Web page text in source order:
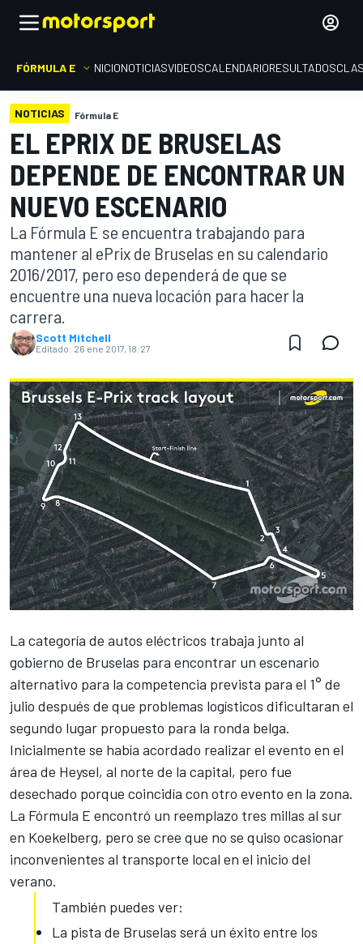
FÓRMULA E INICIONOTICIASVIDEOSCALENDARIORESULTADOS
NOTICIAS Fórmula E
EL EPRIX DE BRUSELAS
DEPENDE DE ENCONTRAR UN
NUEVO ESCENARIO
La Fórmula E se encuentra trabajando para
mantener al ePrix de Bruselas en su calendario
2016/2017, pero eso dependerá de que se
encuentre una nueva locación para hacer la
carrera.
Scott Mitchell
Editado: 26 ene 2017, 18:27
La categoría de autos eléctricos trabaja junto al
gobierno de Bruselas para encontrar un escenario
alternativo para la competencia prevista para el 1° de
julio después de que problemas logísticos dificultaran el
segundo lugar propuesto para la ronda belga.
Inicialmente se había acordado realizar el evento en el
área de Heysel, al norte de la capital, pero fue
desechado porque coincidía con otro evento en la zona.
La Fórmula E encontró un reemplazo tres millas al sur
en Koekelberg, pero se cree que no se quiso ocasionar
inconvenientes al transporte local en el inicio del
verano.
También puedes ver:
La pista de Bruselas será un éxito entre los